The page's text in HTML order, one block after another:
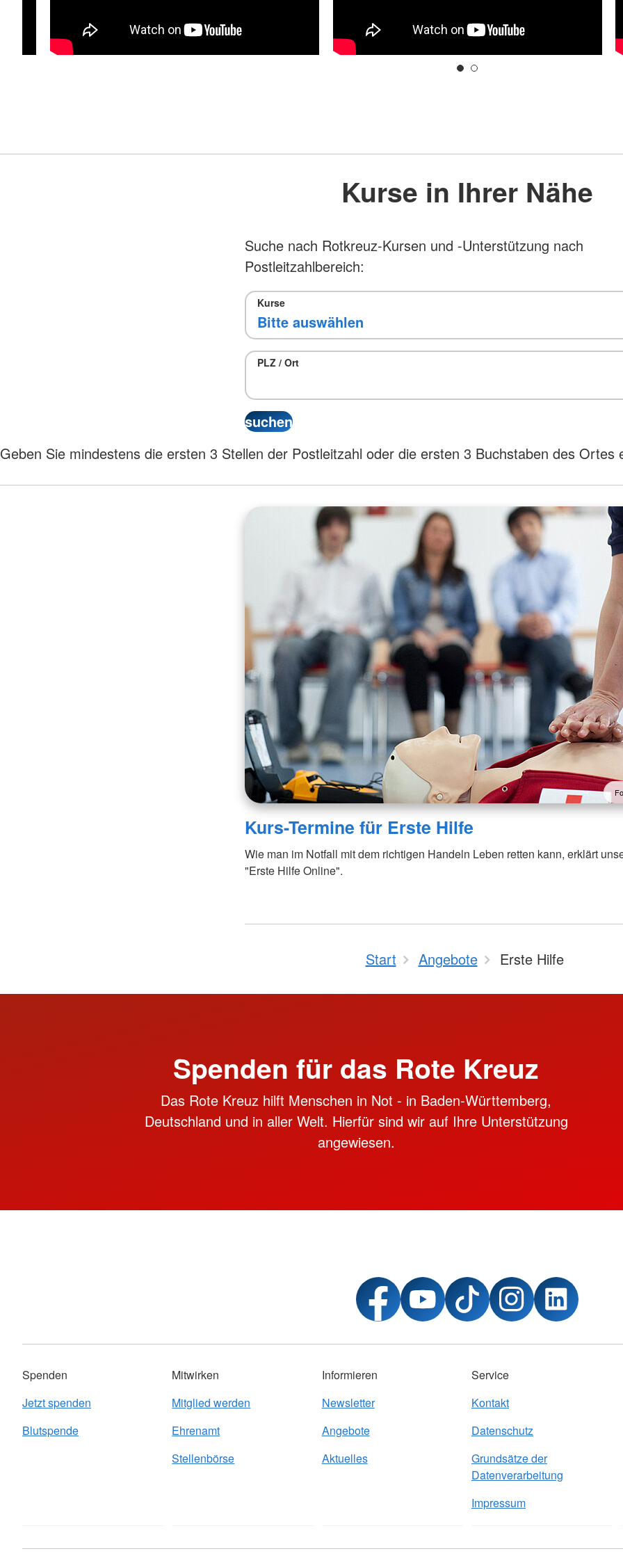
Kurse in Ihrer Nähe
Suche nach Rotkreuz-Kursen und -Unterstützung nach
Postleitzahlbereich:
Kurse
PLZ / Ort
Geben Sie mindestens die ersten 3 Stellen der Postleitzahl oder die ersten 3 Buchstaben des Ortes
Kurs-Termine für Erste Hilfe
Wie man im Notfall mit dem richtigen Handeln Leben retten kann, erklärt
"Erste Hilfe Online".
Start Angebote Erste Hilfe
Spenden für das Rote Kreuz
Das Rote Kreuz hilft Menschen in Not - in Baden-Württemberg,
Deutschland und in aller Welt. Hierfür sind wir auf Ihre Unterstützung
angewiesen.
Spenden
Jetzt spenden
Blutspende
Mitwirken
Mitglied werden
Ehrenamt
Stellenbörse
Informieren
Newsletter
Angebote
Aktuelles
Service
Kontakt
Datenschutz
Grundsätze der
Datenverarbeitung
Impressum